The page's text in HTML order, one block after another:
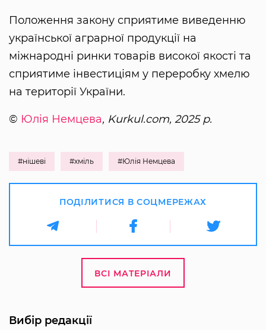
Положення закону сприятиме виведенню
української аграрної продукції на
міжнародні ринки товарів високої якості та
сприятиме інвестиціям у переробку хмелю
на території України.
© Юлія Немцева, Kurkul.com, 2025 р.
#нішеві #хміль #Юлія Немцева
ПОДІЛИТИСЯ В СОЦМЕРЕЖАХ
ВСІ МАТЕРІАЛИ
Вибір редакції